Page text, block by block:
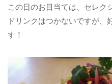
この日のお目当ては、セレク
ドリンクはつかないですが、
す！